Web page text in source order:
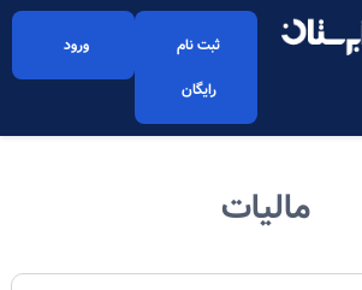
ثبت نام
رایگان
ورود
مالیات